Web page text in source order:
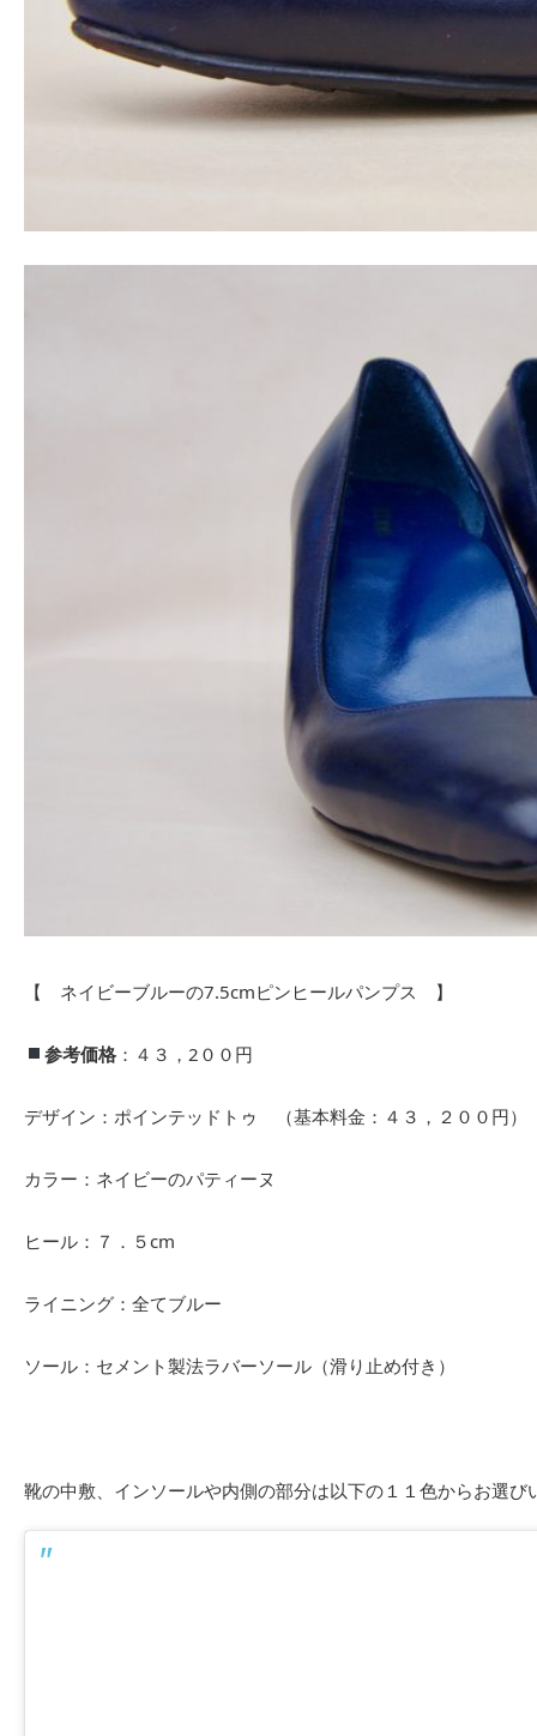
【 ネイビーブルーの7.5cmピンヒールパンプス 】
参考価格 ：４３，2００円
デザイン：ポインテッドトゥ （基本料金：４３，２００円）
カラー：ネイビーのパティーヌ
ヒール：７．５cm
ライニング：全てブルー
ソール：セメント製法ラバーソール（滑り止め付き）
靴の中敷、インソールや内側の部分は以下の１１色からお選